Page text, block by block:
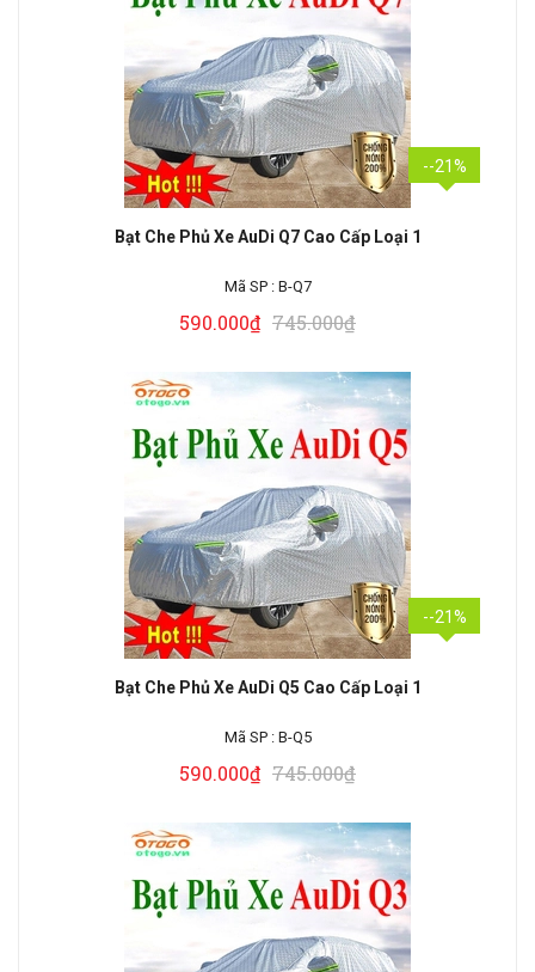
--21%
Bạt Che Phủ Xe AuDi Q7 Cao Cấp Loại 1
Mã SP : B-Q7
590.000₫ 745.000₫
--21%
Bạt Che Phủ Xe AuDi Q5 Cao Cấp Loại 1
Mã SP : B-Q5
590.000₫ 745.000₫